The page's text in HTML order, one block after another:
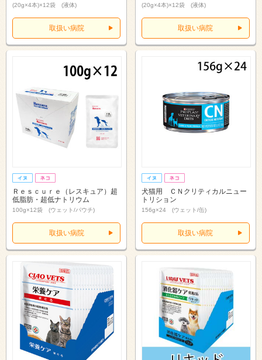
(20g×4本)×12袋 (液体)
取扱い病院
(20g×4本)×12袋 (液体)
取扱い病院
Ｒｅｓｃｕｒｅ（レスキュア）超
低脂肪・超低ナトリウム
100g×12袋 (ウェット/パウチ)
取扱い病院
犬猫用 ＣＮクリティカルニュー
トリション
156g×24 (ウェット/缶)
取扱い病院